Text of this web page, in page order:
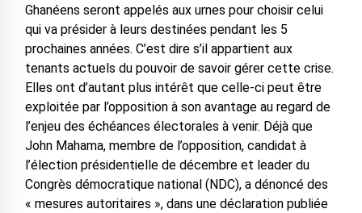
Ghanéens seront appelés aux urnes pour choisir celui
qui va présider à leurs destinées pendant les 5
prochaines années. C’est dire s’il appartient aux
tenants actuels du pouvoir de savoir gérer cette crise.
Elles ont d’autant plus intérêt que celle-ci peut être
exploitée par l’opposition à son avantage au regard de
l’enjeu des échéances électorales à venir. Déjà que
John Mahama, membre de l’opposition, candidat à
l’élection présidentielle de décembre et leader du
Congrès démocratique national (NDC), a dénoncé des
« mesures autoritaires », dans une déclaration publiée